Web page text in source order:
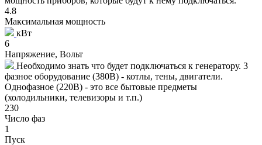
4.8
Максимальная мощность
кВт
6
Напряжение, Вольт
Необходимо знать что будет подключаться к генератору. 3
фазное оборудование (380В) - котлы, тены, двигатели.
Однофазное (220В) - это все бытовые предметы
(холодильники, телевизоры и т.п.)
230
Число фаз
1
Пуск